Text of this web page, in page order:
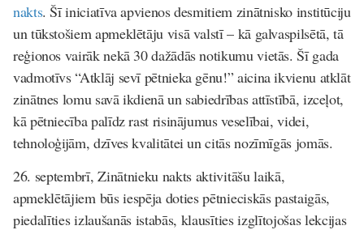
nakts. Šī iniciatīva apvienos desmitiem zinātnisko institūciju
un tūkstošiem apmeklētāju visā valstī – kā galvaspilsētā, tā
reģionos vairāk nekā 30 dažādās notikumu vietās. Šī gada
vadmotīvs “Atklāj sevī pētnieka gēnu!” aicina ikvienu atklāt
zinātnes lomu savā ikdienā un sabiedrības attīstībā, izceļot,
kā pētniecība palīdz rast risinājumus veselībai, videi,
tehnoloģijām, dzīves kvalitātei un citās nozīmīgās jomās.
26. septembrī, Zinātnieku nakts aktivitāšu laikā,
apmeklētājiem būs iespēja doties pētnieciskās pastaigās,
piedalīties izlaušanās istabās, klausīties izglītojošas lekcijas